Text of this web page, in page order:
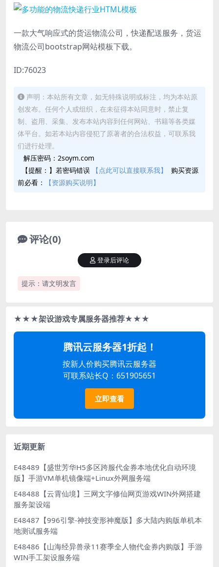
一款大气响应式的货运物流公司，快递配送服务，货运
物流公司bootstrap网站模板下载。
ID:76023
声明：本站所有文章，如无特殊说明或标注，均为本站原
创发布。任何个人或组织，在未征得本站同意时，禁止复
制、盗用、采集、发布本站内容到任何网站、书籍等各类媒
体平台。如若本站内容侵犯了原著者的合法权益，可联系我
们进行处理。
解压密码：2soym.com
【提醒：】若密码错误
【点此可以直接联系我】
购买资源
前必看：
【资源购买说明】
评论(0)
提示：请文明发言
登录后评论
★★★架设游戏专属服务器推荐★★★
腾讯云服务器1折起！
按新人价购买腾讯云服务器
可联系站长Q：651905651
立即查看
近期更新
E48489【盛世芳华H5多区跨服代金券本地优化自动环境
版】手游VM单机镜像端+Linux外网服务端
E48488【云霄仙境】三网文字修仙网页游戏WIN外网搭建
服务架设端
E48487【996引擎-神技变形神魔版】多大陆内购版单机本
地测试服务端
E48486【山海经异兽录11赛季全人物代金券内购版】手游
WIN手工架设服务端